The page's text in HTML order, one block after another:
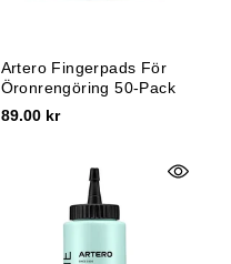
Artero Fingerpads För
Öronrengöring 50-Pack
89.00 kr